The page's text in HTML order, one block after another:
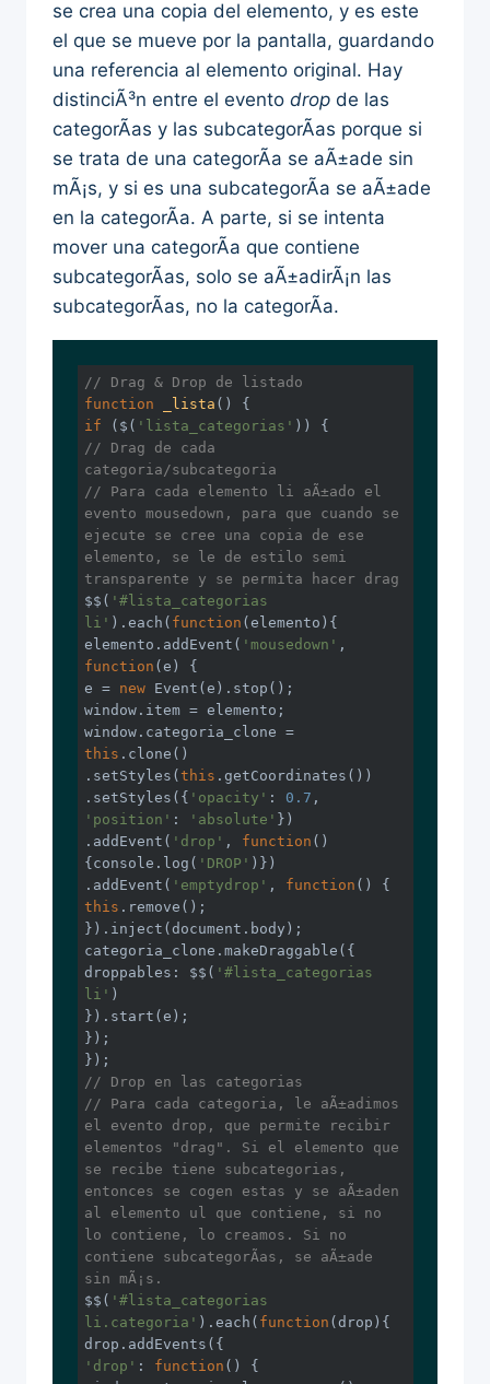
se crea una copia del elemento, y es este
el que se mueve por la pantalla, guardando
una referencia al elemento original. Hay
distinciÃ³n entre el evento drop de las
categorÃ­as y las subcategorÃ­as porque si
se trata de una categorÃ­a se aÃ±ade sin
mÃ¡s, y si es una subcategorÃ­a se aÃ±ade
en la categorÃ­a. A parte, si se intenta
mover una categorÃ­a que contiene
subcategorÃ­as, solo se aÃ±adirÃ¡n las
subcategorÃ­as, no la categorÃ­a.
// Drag & Drop de listado
function
_lista ( )
if ($( 'lista_categorias'
// Drag de cada
categoria/subcategoria
// Para cada elemento li aÃ±ado el
evento mousedown, para que cuando se
ejecute se cree una copia de ese
elemento, se le de estilo semi
transparente y se permita hacer drag
$$( '#lista_categorias
li' ).each( function ( elemento ) {
elemento.addEvent( 'mousedown'
function ( e ) {
e = new
window
window
.categoria_clone =
this .clone()
.setStyles( this .getCoordinates())
.setStyles({ 'opacity' : 0.7
'position' : 'absolute' })
.addEvent( 'drop' , function (
{ console .log( 'DROP' )})
.addEvent( 'emptydrop' , function ( )
this .remove();
}).inject( document .body);
droppables : $$( '#lista_categorias
li' )
}).start(e);
});
// Drop en las categorias
// Para cada categoria, le aÃ±adimos
el evento drop, que permite recibir
elementos "drag". Si el elemento que
se recibe tiene subcategorias,
entonces se cogen estas y se aÃ±aden
al elemento ul que contiene, si no
lo contiene, lo creamos. Si no
contiene subcategorÃ­as, se aÃ±ade
sin mÃ¡s.
$$( '#lista_categorias
li.categoria' ).each( function ( drop ) {
'drop' : function ( )